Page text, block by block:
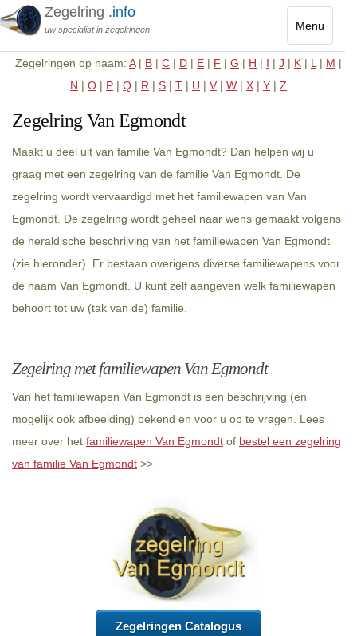
Menu
Toggle
Zegelring .info
uw specialist in zegelringen
Zegelringen op naam: A| B | C | D | E | F | G | H | I | J | K | L | M |
N | O | P | Q | R | S | T | U | V | W | X | Y | Z
Zegelring Van Egmondt
Maakt u deel uit van familie Van Egmondt? Dan helpen wij u
graag met een zegelring van de familie Van Egmondt. De
zegelring wordt vervaardigd met het familiewapen van Van
Egmondt. De zegelring wordt geheel naar wens gemaakt volgens
de heraldische beschrijving van het familiewapen Van Egmondt
(zie hieronder). Er bestaan overigens diverse familiewapens voor
de naam Van Egmondt. U kunt zelf aangeven welk familiewapen
behoort tot uw (tak van de) familie.
Zegelring met familiewapen Van Egmondt
Van het familiewapen Van Egmondt is een beschrijving (en
mogelijk ook afbeelding) bekend en voor u op te vragen. Lees
meer over het familiewapen Van Egmondt of bestel een zegelring
van familie Van Egmondt >>
Zegelringen Catalogus